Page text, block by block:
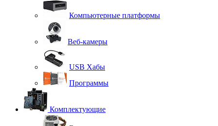
Компьютерные платформы
Веб-камеры
USB Хабы
Программы
Комплектующие